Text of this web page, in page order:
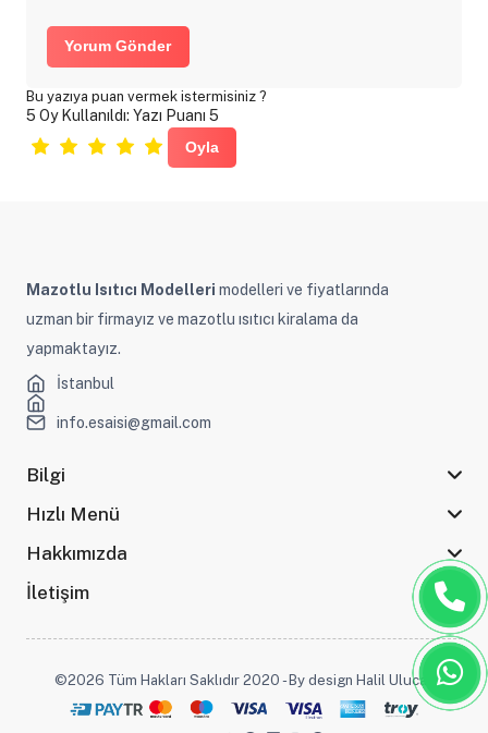
Yorum Gönder
Bu yazıya puan vermek istermisiniz ?
5 Oy Kullanıldı: Yazı Puanı 5
Mazotlu Isıtıcı Modelleri modelleri ve fiyatlarında
uzman bir firmayız ve mazotlu ısıtıcı kiralama da
yapmaktayız.
İstanbul
info.esaisi@gmail.com
Bilgi
Hızlı Menü
Hakkımızda
İletişim
©2026 Tüm Hakları Saklıdır 2020 - By design Halil Ulucak